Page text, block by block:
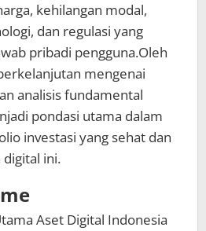
kehilangan modal,
dan regulasi yang
pribadi pengguna.Oleh
mengenai
analisis fundamental
pondasi utama dalam
investasi yang sehat dan
ini.
Aset Digital Indonesia